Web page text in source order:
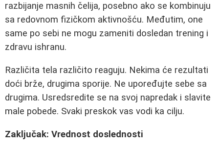
razbijanje masnih čelija, posebno ako se kombinuju
sa redovnom fizičkom aktivnošću. Međutim, one
same po sebi ne mogu zameniti dosledan trening i
zdravu ishranu.
Različita tela različito reaguju. Nekima će rezultati
doći brže, drugima sporije. Ne upoređujte sebe sa
drugima. Usredsredite se na svoj napredak i slavite
male pobede. Svaki preskok vas vodi ka cilju.
Zaključak: Vrednost doslednosti